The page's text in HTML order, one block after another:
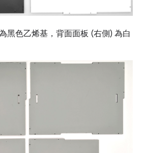
黑色乙烯基，背面面板 (右側) 為白